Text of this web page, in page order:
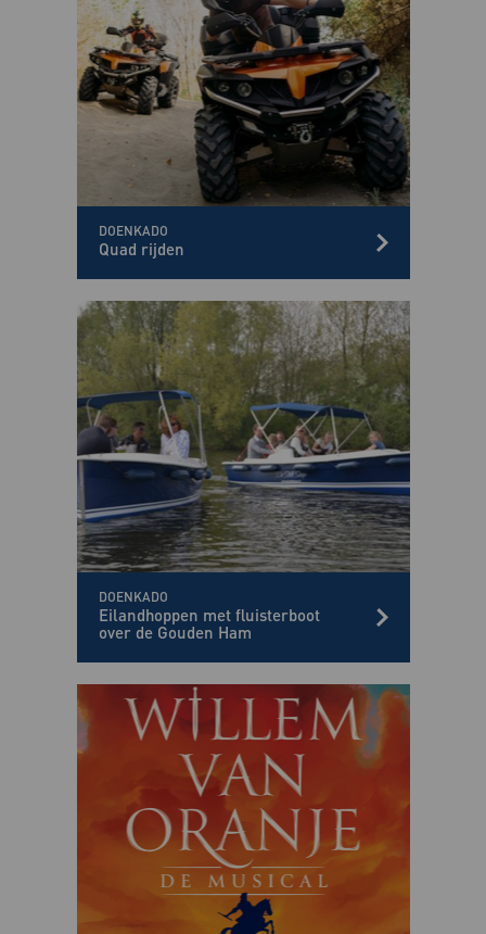
DOENKADO
Quad rijden
DOENKADO
Eilandhoppen met fluisterboot
over de Gouden Ham